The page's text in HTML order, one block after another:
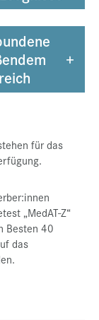
+
für das
„MedAT-Z“
Besten 40
das